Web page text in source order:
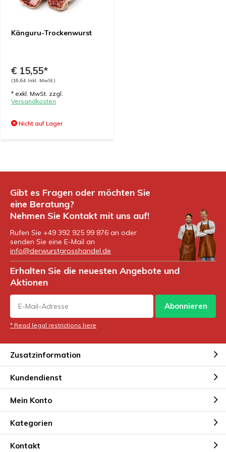
Känguru-Trockenwurst
€ 15,55*
(16,64 Inkl. MwSt.)
* exkl. MwSt. zzgl.
Versandkosten
Nicht auf Lager
Gibt es Fragen oder möchten Sie
eine Beratung?
Nehmen Sie Kontakt mit uns auf!
Rufen Sie +49 392 925 99 876 an oder
senden Sie eine E-Mail an
info@derwurstgrosshandel.de
Erhalten Sie die neuesten Angebote und
Aktionen
Abonnieren
* Read legal restrictions here
Zusatzinformation
Kundendienst
Mein Konto
Kategorien
Kontakt